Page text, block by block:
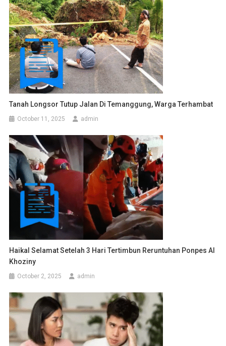
Tanah Longsor Tutup Jalan Di Temanggung, Warga Terhambat
October 11, 2025 admin
Haikal Selamat Setelah 3 Hari Tertimbun Reruntuhan Ponpes Al
Khoziny
October 2, 2025 admin